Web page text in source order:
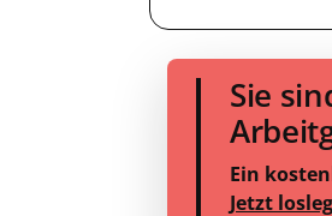
Sie
Ein
Jetzt